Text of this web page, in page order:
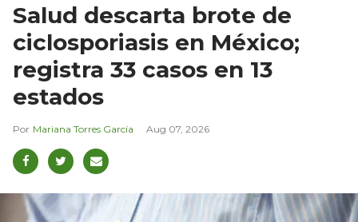
Salud descarta brote de
ciclosporiasis en México;
registra 33 casos en 13
estados
Mariana Torres García Aug 07, 2026